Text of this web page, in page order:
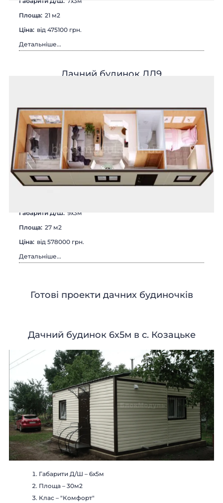
Площа: 21 м2
Цiна: від 475100 грн.
Детальніше...
Дачний будинок ДД9
Габарити Д/Ш: 9х3м
Площа: 27 м2
Цiна: від 578000 грн.
Детальніше...
Готові проекти дачних будиночків
Дачний будинок 6х5м в с. Козацьке
Габарити Д/Ш – 6х5м
Площа – 30м2
Клас – "Комфорт"